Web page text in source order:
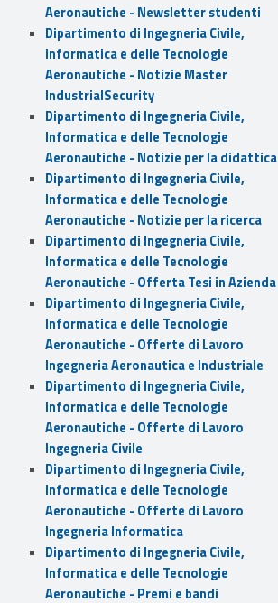
Aeronautiche - Newsletter studenti
Dipartimento di Ingegneria Civile,
Informatica e delle Tecnologie
Aeronautiche - Notizie Master
IndustrialSecurity
Dipartimento di Ingegneria Civile,
Informatica e delle Tecnologie
Aeronautiche - Notizie per la didattica
Dipartimento di Ingegneria Civile,
Informatica e delle Tecnologie
Aeronautiche - Notizie per la ricerca
Dipartimento di Ingegneria Civile,
Informatica e delle Tecnologie
Aeronautiche - Offerta Tesi in Azienda
Dipartimento di Ingegneria Civile,
Informatica e delle Tecnologie
Aeronautiche - Offerte di Lavoro
Ingegneria Aeronautica e Industriale
Dipartimento di Ingegneria Civile,
Informatica e delle Tecnologie
Aeronautiche - Offerte di Lavoro
Ingegneria Civile
Dipartimento di Ingegneria Civile,
Informatica e delle Tecnologie
Aeronautiche - Offerte di Lavoro
Ingegneria Informatica
Dipartimento di Ingegneria Civile,
Informatica e delle Tecnologie
Aeronautiche - Premi e bandi